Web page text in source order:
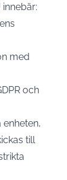
med
och
till